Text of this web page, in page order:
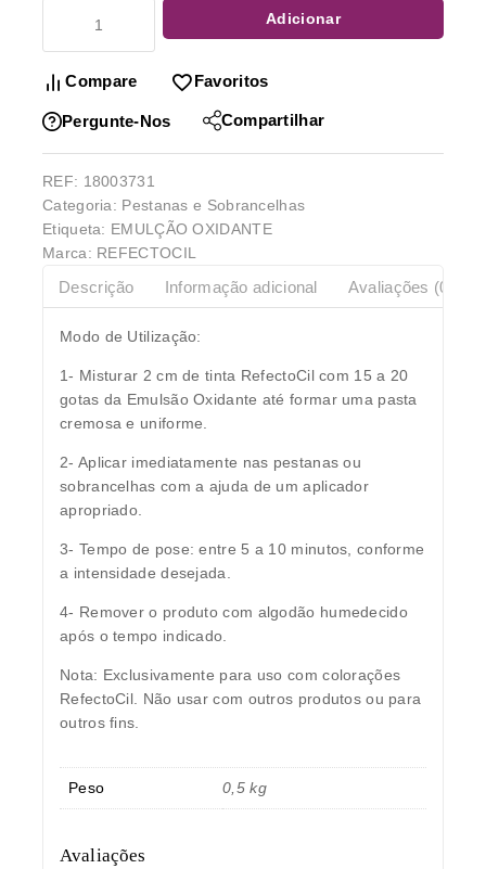
Adicionar
Compare Favoritos
Pergunte-Nos Compartilhar
REF: 18003731
Categoria: Pestanas e Sobrancelhas
Etiqueta: EMULÇÃO OXIDANTE
Marca: REFECTOCIL
Descrição Informação adicional Avaliações (0)
Modo de Utilização:
1- Misturar 2 cm de tinta RefectoCil com 15 a 20
gotas da Emulsão Oxidante até formar uma pasta
cremosa e uniforme.
2- Aplicar imediatamente nas pestanas ou
sobrancelhas com a ajuda de um aplicador
apropriado.
3- Tempo de pose: entre 5 a 10 minutos, conforme
a intensidade desejada.
4- Remover o produto com algodão humedecido
após o tempo indicado.
Nota: Exclusivamente para uso com colorações
RefectoCil. Não usar com outros produtos ou para
outros fins.
Peso 0,5 kg
Avaliações